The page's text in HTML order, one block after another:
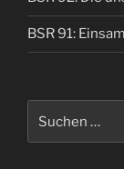
BSR 91:
nach: